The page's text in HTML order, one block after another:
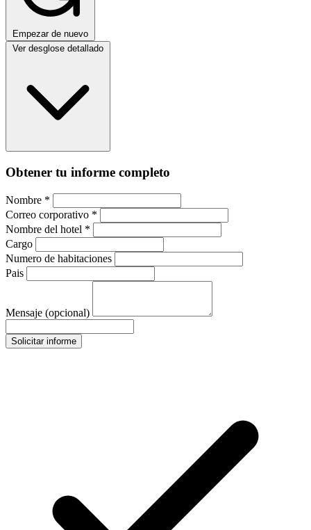
Empezar de nuevo
Ver desglose detallado
Obtener tu informe completo
Nombre *
Correo corporativo *
Nombre del hotel *
Cargo
Numero de habitaciones
Pais
Mensaje (opcional)
Solicitar informe